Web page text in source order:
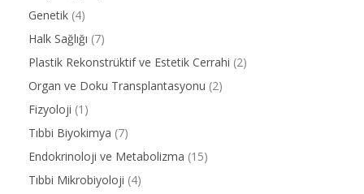
Genetik (4)
Halk Sağlığı (7)
Plastik Rekonstrüktif ve Estetik Cerrahi (2)
Organ ve Doku Transplantasyonu (2)
Fizyoloji (1)
Tıbbi Biyokimya (7)
Endokrinoloji ve Metabolizma (15)
Tıbbi Mikrobiyoloji (4)